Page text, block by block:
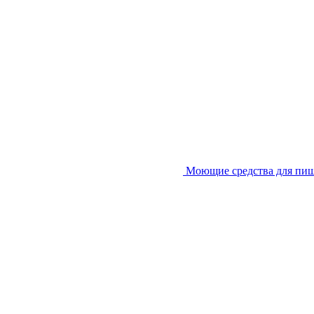
Моющие средства для